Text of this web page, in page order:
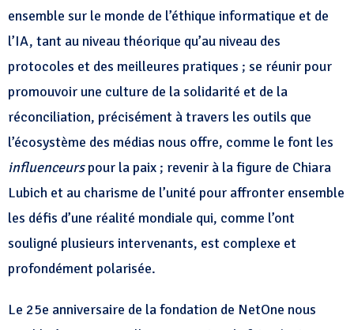
ensemble sur le monde de l’éthique informatique et de
l’IA, tant au niveau théorique qu’au niveau des
protocoles et des meilleures pratiques ; se réunir pour
promouvoir une culture de la solidarité et de la
réconciliation, précisément à travers les outils que
l’écosystème des médias nous offre, comme le font les
influenceurspour la paix ; revenir à la figure de Chiara
Lubich et au charisme de l’unité pour affronter ensemble
les défis d’une réalité mondiale qui, comme l’ont
souligné plusieurs intervenants, est complexe et
profondément polarisée.
Le 25e anniversaire de la fondation de NetOne nous